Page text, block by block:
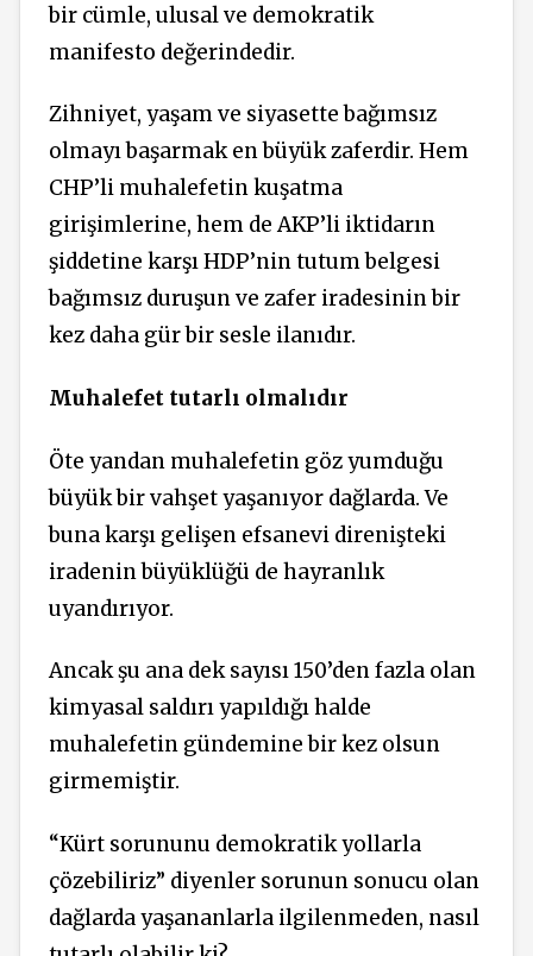
bir cümle, ulusal ve demokratik
manifesto değerindedir.
Zihniyet, yaşam ve siyasette bağımsız
olmayı başarmak en büyük zaferdir. Hem
CHP’li muhalefetin kuşatma
girişimlerine, hem de AKP’li iktidarın
şiddetine karşı HDP’nin tutum belgesi
bağımsız duruşun ve zafer iradesinin bir
kez daha gür bir sesle ilanıdır.
Muhalefet tutarlı olmalıdır
Öte yandan muhalefetin göz yumduğu
büyük bir vahşet yaşanıyor dağlarda. Ve
buna karşı gelişen efsanevi direnişteki
iradenin büyüklüğü de hayranlık
uyandırıyor.
Ancak şu ana dek sayısı 150’den fazla olan
kimyasal saldırı yapıldığı halde
muhalefetin gündemine bir kez olsun
girmemiştir.
“Kürt sorununu demokratik yollarla
çözebiliriz” diyenler sorunun sonucu olan
dağlarda yaşananlarla ilgilenmeden, nasıl